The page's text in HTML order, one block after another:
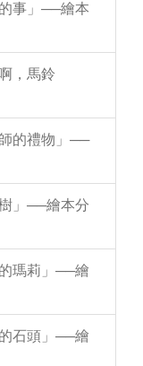
事」──繪本
，馬鈴
的禮物」──
」──繪本分
瑪莉」──繪
石頭」──繪